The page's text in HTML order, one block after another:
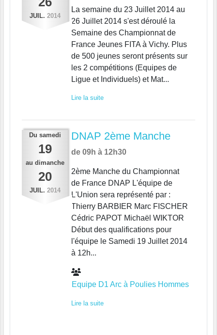
JUIL. 2014
La semaine du 23 Juillet 2014 au
26 Juillet 2014 s'est déroulé la
Semaine des Championnat de
France Jeunes FITA à Vichy. Plus
de 500 jeunes seront présents sur
les 2 compétitions (Equipes de
Ligue et Individuels) et Mat...
Lire la suite
Du samedi
19
au dimanche
20
JUIL. 2014
DNAP 2ème Manche
de 09h à 12h30
2ème Manche du Championnat
de France DNAP L'équipe de
L'Union sera représenté par :
Thierry BARBIER Marc FISCHER
Cédric PAPOT Michaël WIKTOR
Début des qualifications pour
l'équipe le Samedi 19 Juillet 2014
à 12h...
Equipe D1 Arc à Poulies Hommes
Lire la suite